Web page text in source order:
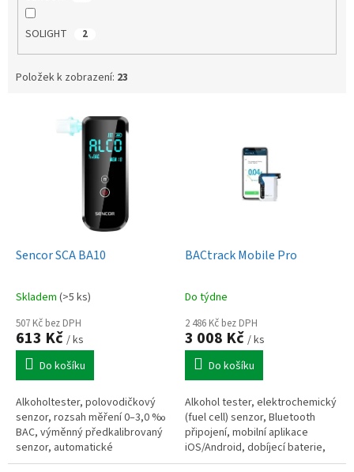
SOLIGHT 2
Položek k zobrazení: 23
Sencor SCA BA10
Skladem (>5 ks)
507 Kč bez DPH
613 Kč / ks
Do košíku
Alkoholtester, polovodičkový
senzor, rozsah měření 0–3,0 ‰
BAC, výměnný předkalibrovaný
senzor, automatické
samočištění, digitální LCD
BACtrack Mobile Pro
Do týdne
2 486 Kč bez DPH
3 008 Kč / ks
Do košíku
Alkohol tester, elektrochemický
(fuel cell) senzor, Bluetooth
připojení, mobilní aplikace
iOS/Android, dobíjecí baterie,
kompaktní přenosné provedení